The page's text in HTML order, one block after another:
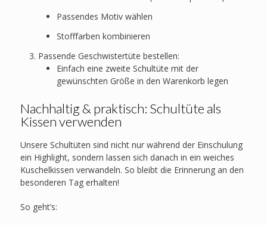
Passendes Motiv wählen
Stofffarben kombinieren
Passende Geschwistertüte bestellen:
Einfach eine zweite Schultüte mit der
gewünschten Größe in den Warenkorb legen
Nachhaltig & praktisch: Schultüte als
Kissen verwenden
Unsere Schultüten sind nicht nur während der Einschulung
ein Highlight, sondern lassen sich danach in ein weiches
Kuschelkissen verwandeln. So bleibt die Erinnerung an den
besonderen Tag erhalten!
So geht’s: